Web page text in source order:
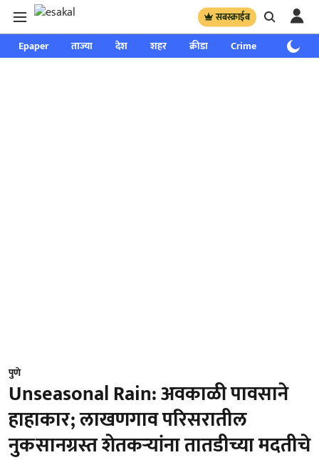
सबस्क्राईब
Epaper ताज्या देश शहर क्रीडा Crime साप्ताहिक
पुणे
Unseasonal Rain: अवकाळी पावसाने
हाहाकार; लाखणगाव परिसरातील
नुकसानग्रस्त शेतकऱ्यांना तातडीच्या मदतीचे